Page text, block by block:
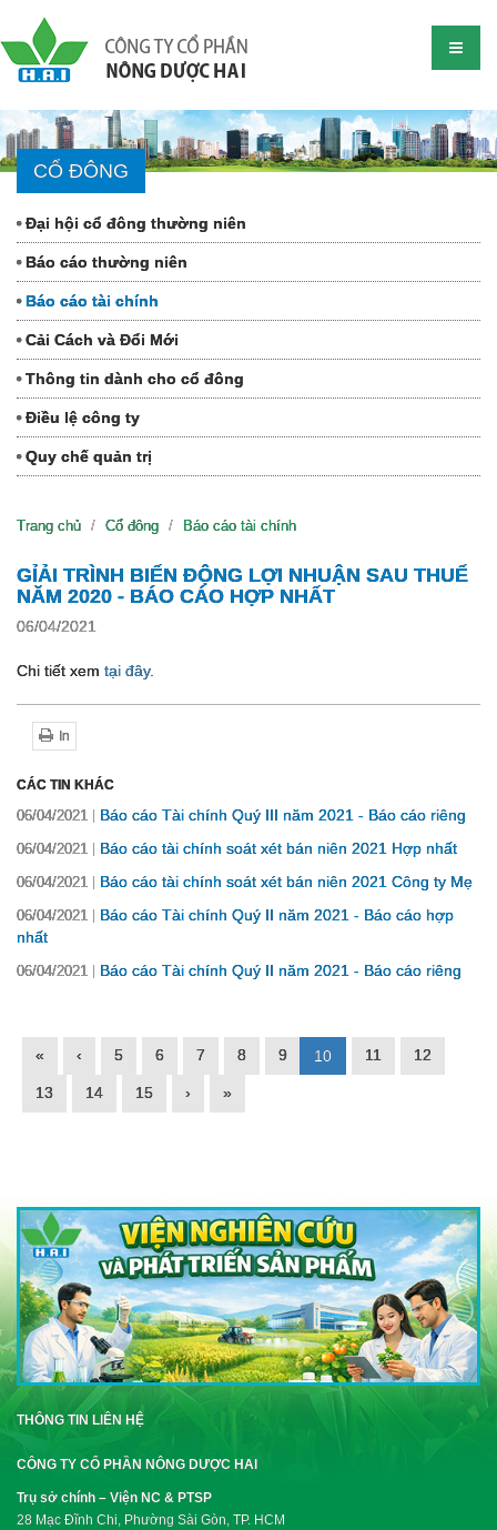
CỔ ĐÔNG
Đại hội cổ đông thường niên
Báo cáo thường niên
Báo cáo tài chính
Cải Cách và Đổi Mới
Thông tin dành cho cổ đông
Điều lệ công ty
Quy chế quản trị
Trang chủ Cổ đông Báo cáo tài chính
GỈẢI TRÌNH BIẾN ĐỘNG LỢI NHUẬN SAU THUẾ
NĂM 2020 - BÁO CÁO HỢP NHẤT
06/04/2021
Chi tiết xem tại đây.
In
CÁC TIN KHÁC
06/04/2021 Báo cáo Tài chính Quý III năm 2021 - Báo cáo riêng
06/04/2021 Báo cáo tài chính soát xét bán niên 2021 Hợp nhất
06/04/2021 Báo cáo tài chính soát xét bán niên 2021 Công ty Mẹ
06/04/2021
Báo cáo Tài chính Quý II năm 2021 - Báo cáo hợp
nhất
06/04/2021 Báo cáo Tài chính Quý II năm 2021 - Báo cáo riêng
« ‹ 5 6 7 8 9 10 11 12
13 14 15 › »
THÔNG TIN LIÊN HỆ
CÔNG TY CỔ PHẦN NÔNG DƯỢC HAI
Trụ sở chính – Viện NC & PTSP
28 Mạc Đĩnh Chi, Phường Sài Gòn, TP. HCM